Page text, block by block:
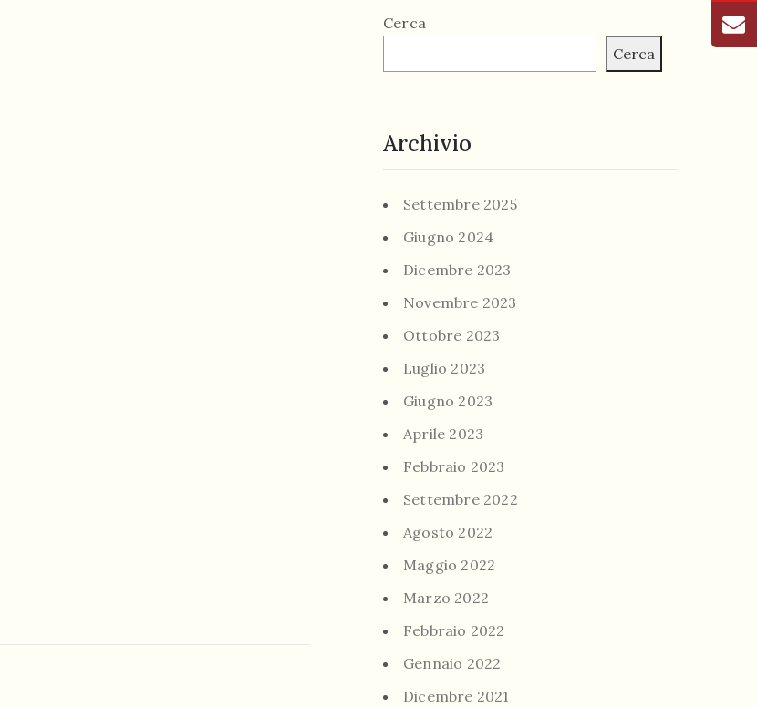
Cerca
Cerca
Archivio
Settembre 2025
Giugno 2024
Dicembre 2023
Novembre 2023
Ottobre 2023
Luglio 2023
Giugno 2023
Aprile 2023
Febbraio 2023
Settembre 2022
Agosto 2022
Maggio 2022
Marzo 2022
Febbraio 2022
Gennaio 2022
Dicembre 2021